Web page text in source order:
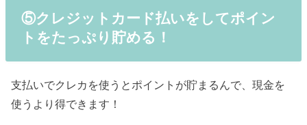
⑤クレジットカード払いをしてポイン
トをたっぷり貯める！
支払いでクレカを使うとポイントが貯まるんで、現金を
使うより得できます！